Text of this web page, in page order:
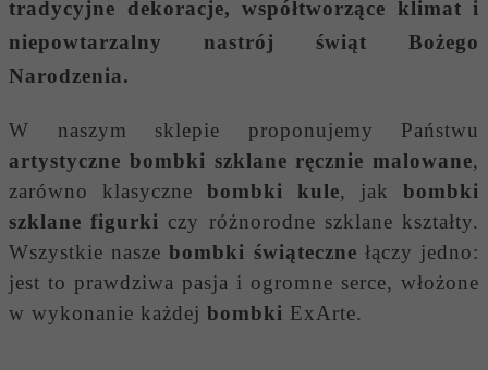
tradycyjne dekoracje, współtworzące klimat i
niepowtarzalny nastrój świąt Bożego
Narodzenia.
W naszym sklepie proponujemy Państwu
artystyczne bombki szklane ręcznie malowane,
zarówno klasyczne bombki kule, jak bombki
szklane figurki czy różnorodne szklane kształty.
Wszystkie naszebombki świąteczne łączy jedno:
jest to prawdziwa pasja i ogromne serce, włożone
w wykonanie każdej bombki ExArte.